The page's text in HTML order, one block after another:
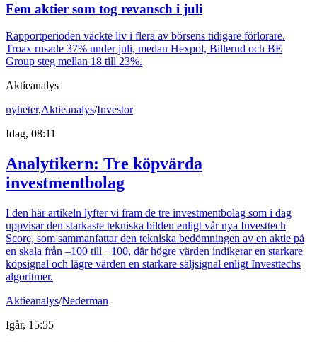
Fem aktier som tog revansch i juli
Rapportperioden väckte liv i flera av börsens tidigare förlorare.
Troax rusade 37% under juli, medan Hexpol, Billerud och BE
Group steg mellan 18 till 23%.
Aktieanalys
nyheter,Aktieanalys/Investor
Idag, 08:11
Analytikern: Tre köpvärda
investmentbolag
I den här artikeln lyfter vi fram de tre investmentbolag som i dag
uppvisar den starkaste tekniska bilden enligt vår nya Investtech
Score, som sammanfattar den tekniska bedömningen av en aktie på
en skala från –100 till +100, där högre värden indikerar en starkare
köpsignal och lägre värden en starkare säljsignal enligt Investtechs
algoritmer.
Aktieanalys/Nederman
Igår, 15:55